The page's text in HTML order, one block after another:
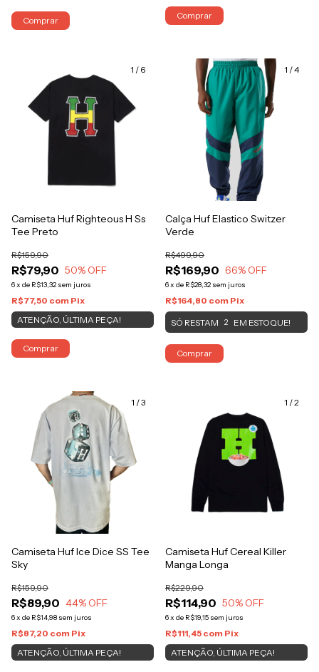
Comprar Comprar
1 / 6
Camiseta Huf Righteous H Ss
Tee Preto
R$79,90
R$159,90
50% OFF
6x de R$13,32 sem juros
R$77,50 com Pix
ATENÇÃO, ÚLTIMA PEÇA!
Comprar
1 /4
Calça Huf Elastico Switzer
Verde
R$169,90
R$499,90
66% OFF
6x de R$28,32 sem juros
R$164,80 com Pix
SÓ RESTAM 2 EM ESTOQUE!
Comprar
1 /3
Camiseta Huf Ice Dice SS Tee
Sky
R$89,90
R$159,90
44% OFF
6x de R$14,98 sem juros
R$87,20 com Pix
ATENÇÃO, ÚLTIMA PEÇA!
1 /2
Camiseta Huf Cereal Killer
Manga Longa
R$114,90
R$229,90
50% OFF
6x de R$19,15 sem juros
R$111,45 com Pix
ATENÇÃO, ÚLTIMA PEÇA!